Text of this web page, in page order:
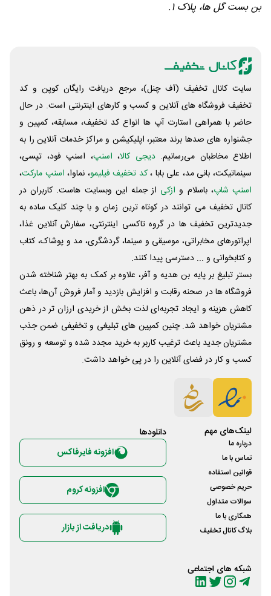
بن بست گل ها، پلاک 1.
سایت کانال تخفیف (آف چنل)، مرجع دریافت رایگان کوپن و کد
تخفیف فروشگاه های آنلاین و کسب و‌ کارهای اینترنتی است. در حال
حاضر با همراهی استارت آپ ها انواع کد تخفیف، مسابقه، کمپین و
جشنواره های صدها برند معتبر، اپلیکیشن و مراکز خدمات آنلاین را به
اطلاع مخاطبان می‌رسانیم. دیجی کالا، اسنپ، اسنپ فود، تپسی،
سینماتیکت، بانی مد، علی‌ بابا ،کد تخفیف فیلیمو، نماوا، اسنپ مارکت،
اسنپ شاپ، باسلام و ازکی از جمله این وبسایت ‌هاست. کاربران در
کانال تخفیف می توانند در کوتاه ترین زمان و با چند کلیک ساده به
جدیدترین تخفیف ها در گروه تاکسی اینترنتی، سفارش آنلاین غذا،
اپراتورهای مخابراتی، موسیقی و سینما، گردشگری، مد و پوشاک، کتاب
و کتابخوانی و ... دسترسی پیدا کنند.
بستر تبلیغ بر پایه بن هدیه و آفر، علاوه بر کمک به بهتر شناخته شدن
فروشگاه ها در صحنه رقابت و افزایش بازدید و آمار فروش آن‌ها، باعث
کاهش هزینه و ایجاد تجربه‌ای لذت بخش از خریدی ارزان تر در ذهن
مشتریان خواهد شد. چنین کمپین های تبلیغی و تخفیفی ضمن جذب
مشتریان جدید باعث ترغیب کاربر به خرید مجدد شده و توسعه و رونق
کسب و کار در فضای آنلاین را در پی خواهد داشت.
لینک‌های مهم
درباره ما
تماس با ما
قوانین استفاده
حریم خصوصی
سوالات متداول
همکاری با ما
بلاگ کانال تخفیف
شبکه های اجتماعی
دانلود‌ها
افزونه فایرفاکس
افزونه کروم
دریافت از بازار